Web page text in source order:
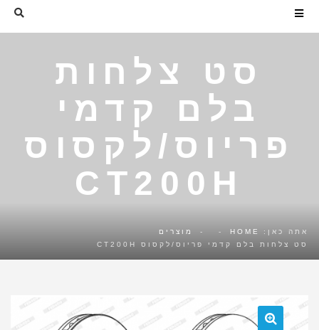
סט צלחות
בלם קדמי
פריוס/לקסוס
CT200H
אתה כאן: HOME
- מוצרים
-
סט צלחות בלם קדמי פריוס/לקסוס CT200H